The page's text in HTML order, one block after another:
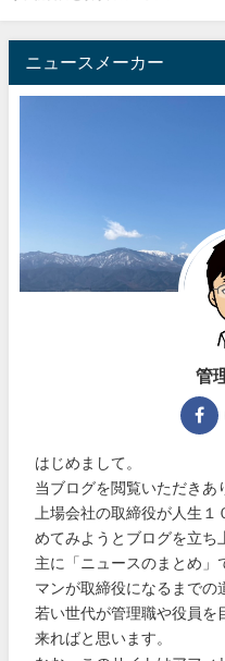
ニュースメーカー
管
はじめまして。
当ブログを閲覧いただきあ
上場会社の取締役が人生
めてみようとブログを立ち
主に「ニュースのまとめ」
マンが取締役になるまでの
若い世代が管理職や役員を
来ればと思います。